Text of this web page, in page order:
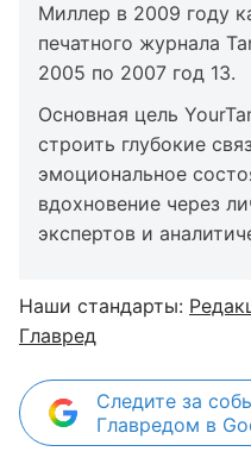
Миллер в 2009 году
печатного журнала
2005 по 2007 год 13.
Основная цель
строить глубокие
эмоциональное
вдохновение через
экспертов и
Наши стандарты:
Главред
Следите за
Главредом в